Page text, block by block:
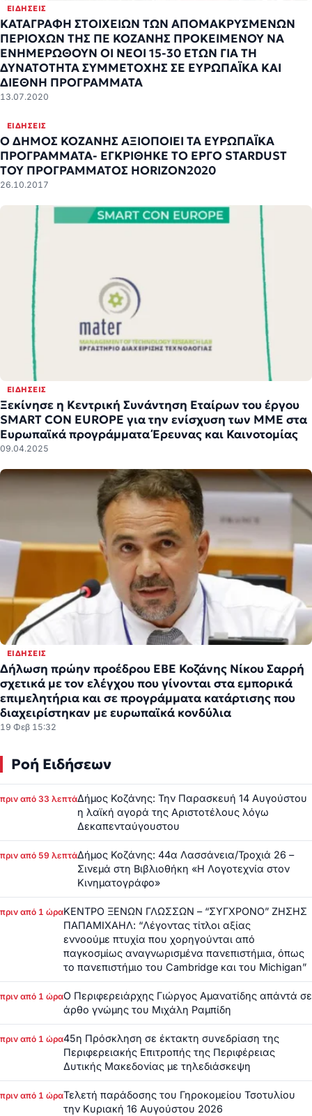
ΕΙΔΉΣΕΙΣ
ΚΑΤΑΓΡΑΦΗ ΣΤΟΙΧΕΙΩΝ ΤΩΝ ΑΠΟΜΑΚΡΥΣΜΕΝΩΝ
ΠΕΡΙΟΧΩΝ ΤΗΣ ΠΕ ΚΟΖΑΝΗΣ ΠΡΟΚΕΙΜΕΝΟΥ ΝΑ
ΕΝΗΜΕΡΩΘΟΥΝ ΟΙ ΝΕΟΙ 15-30 ΕΤΩΝ ΓΙΑ ΤΗ
ΔΥΝΑΤΟΤΗΤΑ ΣΥΜΜΕΤΟΧΗΣ ΣΕ ΕΥΡΩΠΑΪΚΑ ΚΑΙ
ΔΙΕΘΝΗ ΠΡΟΓΡΑΜΜΑΤΑ
13.07.2020
ΕΙΔΉΣΕΙΣ
Ο ΔΗΜΟΣ ΚΟΖΑΝΗΣ ΑΞΙΟΠΟΙΕΙ ΤΑ ΕΥΡΩΠΑΪΚΑ
ΠΡΟΓΡΑΜΜΑΤΑ- ΕΓΚΡΙΘΗΚΕ ΤΟ ΕΡΓΟ STARDUST
ΤΟΥ ΠΡΟΓΡΑΜΜΑΤΟΣ HORIZON2020
26.10.2017
ΕΙΔΉΣΕΙΣ
Ξεκίνησε η Κεντρική Συνάντηση Εταίρων του έργου
SMART CON EUROPE για την ενίσχυση των ΜΜΕ στα
Ευρωπαϊκά προγράμματα Έρευνας και Καινοτομίας
09.04.2025
ΕΙΔΉΣΕΙΣ
Δήλωση πρώην προέδρου ΕΒΕ Κοζάνης Νίκου Σαρρή
σχετικά με τον ελέγχου που γίνονται στα εμπορικά
επιμελητήρια και σε προγράμματα κατάρτισης που
διαχειρίστηκαν με ευρωπαϊκά κονδύλια
19 Φεβ 15:32
Ροή Ειδήσεων
πριν από 33 λεπτάΔήμος Κοζάνης: Την Παρασκευή 14 Αυγούστου
η λαϊκή αγορά της Αριστοτέλους λόγω
Δεκαπενταύγουστου
πριν από 59 λεπτάΔήμος Κοζάνης: 44α Λασσάνεια/Τροχιά 26 –
Σινεμά στη Βιβλιοθήκη «Η Λογοτεχνία στον
Κινηματογράφο»
πριν από 1 ώραΚΕΝΤΡΟ ΞΕΝΩΝ ΓΛΩΣΣΩΝ – “ΣΥΓΧΡΟΝΟ” ΖΗΣΗΣ
ΠΑΠΑΜΙΧΑΗΛ: “Λέγοντας τίτλοι αξίας
εννοούμε πτυχία που χορηγούνται από
παγκοσμίως αναγνωρισμένα πανεπιστήμια, όπως
το πανεπιστήμιο του Cambridge και του Michigan”
πριν από 1 ώραΟ Περιφερειάρχης Γιώργος Αμανατίδης απάντά σε
άρθο γνώμης του Μιχάλη Ραμπίδη
πριν από 1 ώρα45η Πρόσκληση σε έκτακτη συνεδρίαση της
Περιφερειακής Επιτροπής της Περιφέρειας
Δυτικής Μακεδονίας με τηλεδιάσκεψη
πριν από 1 ώραΤελετή παράδοσης του Γηροκομείου Τσοτυλίου
την Κυριακή 16 Αυγούστου 2026